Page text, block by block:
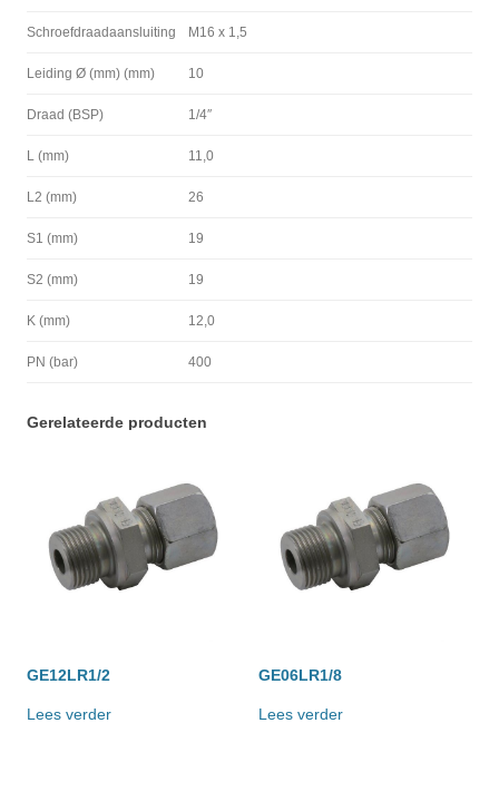
Schroefdraadaansluiting M16 x 1,5
Leiding Ø (mm) (mm) 10
Draad (BSP) 1/4″
L (mm) 11,0
L2 (mm) 26
S1 (mm) 19
S2 (mm) 19
K (mm) 12,0
PN (bar) 400
Gerelateerde producten
GE12LR1/2
Lees verder
GE06LR1/8
Lees verder